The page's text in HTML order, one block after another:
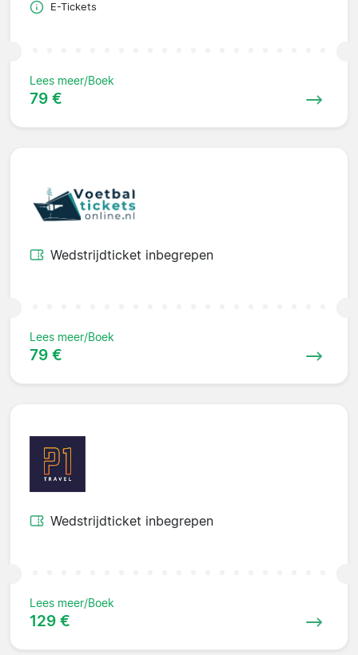
E-Tickets
Lees meer/Boek
79 €
Wedstrijdticket inbegrepen
Lees meer/Boek
79 €
Wedstrijdticket inbegrepen
Lees meer/Boek
129 €